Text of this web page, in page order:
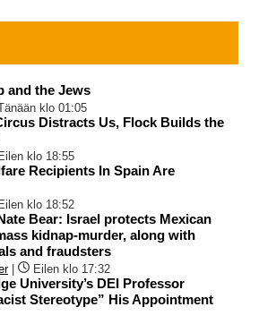
and the Jews
klo 01:05
Distracts Us, Flock Builds the
Eilen klo 18:55
Recipients In Spain Are
Eilen klo 18:52
Bear: Israel protects Mexican
kidnap-murder, along with
and fraudsters
| Eilen klo 17:32
University’s DEI Professor
Stereotype” His Appointment